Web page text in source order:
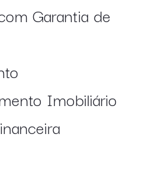
Garantia de
Imobiliário